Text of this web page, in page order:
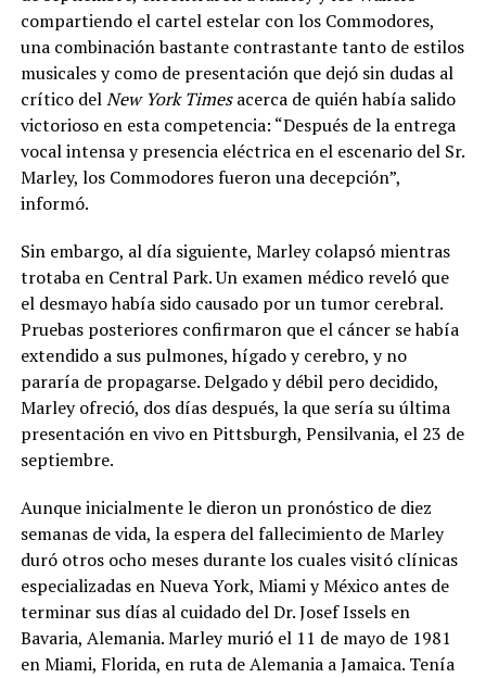
compartiendo el cartel estelar con los Commodores,
una combinación bastante contrastante tanto de estilos
musicales y como de presentación que dejó sin dudas al
crítico delNew York Timesacerca de quién había salido
victorioso en esta competencia: “Después de la entrega
vocal intensa y presencia eléctrica en el escenario del Sr.
Marley, los Commodores fueron una decepción”,
informó.
Sin embargo, al día siguiente, Marley colapsó mientras
trotaba en Central Park. Un examen médico reveló que
el desmayo había sido causado por un tumor cerebral.
Pruebas posteriores confirmaron que el cáncer se había
extendido a sus pulmones, hígado y cerebro, y no
pararía de propagarse. Delgado y débil pero decidido,
Marley ofreció, dos días después, la que sería su última
presentación en vivo en Pittsburgh, Pensilvania, el 23 de
septiembre.
Aunque inicialmente le dieron un pronóstico de diez
semanas de vida, la espera del fallecimiento de Marley
duró otros ocho meses durante los cuales visitó clínicas
especializadas en Nueva York, Miami y México antes de
terminar sus días al cuidado del Dr. Josef Issels en
Bavaria, Alemania. Marley murió el 11 de mayo de 1981
en Miami, Florida, en ruta de Alemania a Jamaica. Tenía